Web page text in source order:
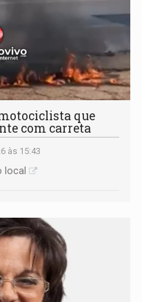
que
com carreta
às 15:43
local